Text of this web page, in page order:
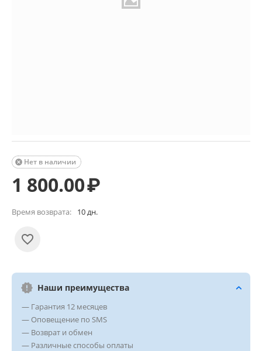
Нет в наличии

1 800.00₽
Время возврата: 10 дн.
Наши преимущества
— Гарантия 12 месяцев
— Оповещение по SMS
— Возврат и обмен
— Различные способы оплаты